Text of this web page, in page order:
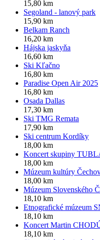
15,80 km
Segoland - lanový park
15,90 km
Belkam Ranch
16,20 km
Hájska jaskyňa
16,60 km
Ski Kľačno
16,80 km
Paradise Open Air 2025
16,80 km
Osada Dallas
17,30 km
Ski TMG Remata
17,90 km
Ski centrum Kordíky
18,00 km
Koncert skupiny
18,00 km
Múzeum kultúry
18,00 km
Múzeum Slovenského
18,10 km
Etnografické múzeum
18,10 km
Koncert Martin
18,10 km